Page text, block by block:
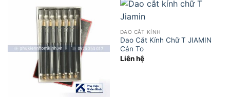
DAO CẮT KÍNH
Dao Cắt Kính Chữ T JIAMIN
Cán To
Liên hệ